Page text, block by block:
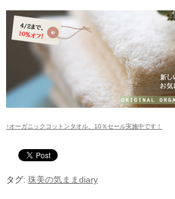
↑オーガニックコットンタオル、10％セール実施中です！
タグ: 珠美の気ままdiary